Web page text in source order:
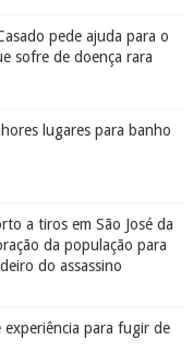
pede ajuda para o
sofre de doença rara
lugares para banho
a tiros em São José da
da população para
do assassino
para fugir de